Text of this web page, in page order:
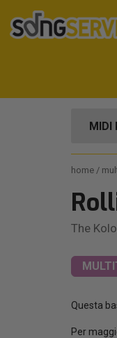
MIDI
home
The
Questa
Per